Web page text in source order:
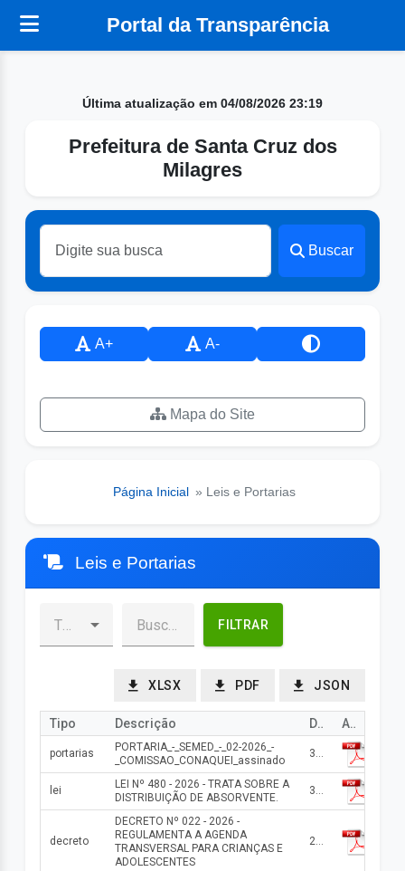
Portal da Transparência
Última atualização em 04/08/2026 23:19
Prefeitura de Santa Cruz dos
Milagres
Buscar
A+ A-
Mapa do Site
Página Inicial » Leis e Portarias
Leis e Portarias
FILTRAR
XLSX PDF JSON
Tipo Descrição Data Arquivo
portarias
PORTARIA_-_SEMED_-_02-2026_-
_COMISSAO_CONAQUEI_assinado
30/06/2026
lei
LEI Nº 480 - 2026 - TRATA SOBRE A
DISTRIBUIÇÃO DE ABSORVENTE.
30/06/2026
decreto
DECRETO Nº 022 - 2026 -
REGULAMENTA A AGENDA
TRANSVERSAL PARA CRIANÇAS E
ADOLESCENTES
25/06/2026